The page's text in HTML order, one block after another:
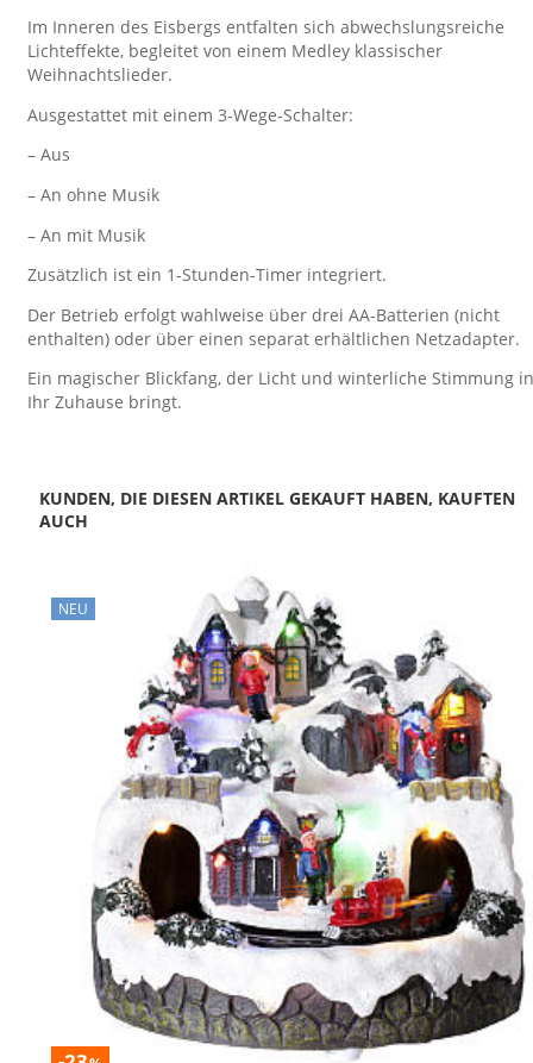
Im Inneren des Eisbergs entfalten sich abwechslungsreiche
Lichteffekte, begleitet von einem Medley klassischer
Weihnachtslieder.
Ausgestattet mit einem 3-Wege-Schalter:
– Aus
– An ohne Musik
– An mit Musik
Zusätzlich ist ein 1-Stunden-Timer integriert.
Der Betrieb erfolgt wahlweise über drei AA-Batterien (nicht
enthalten) oder über einen separat erhältlichen Netzadapter.
Ein magischer Blickfang, der Licht und winterliche Stimmung in
Ihr Zuhause bringt.
KUNDEN, DIE DIESEN ARTIKEL GEKAUFT HABEN, KAUFTEN
AUCH
NEU